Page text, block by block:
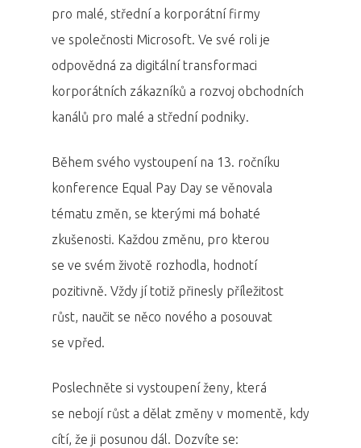
pro malé, střední a korporátní firmy
ve společnosti Microsoft. Ve své roli je
odpovědná za digitální transformaci
korporátních zákazníků a rozvoj obchodních
kanálů pro malé a střední podniky.
Během svého vystoupení na 13. ročníku
konference Equal Pay Day se věnovala
tématu změn, se kterými má bohaté
zkušenosti. Každou změnu, pro kterou
se ve svém životě rozhodla, hodnotí
pozitivně. Vždy jí totiž přinesly příležitost
růst, naučit se něco nového a posouvat
se vpřed.
Poslechněte si vystoupení ženy, která
se nebojí růst a dělat změny v momentě, kdy
cítí, že ji posunou dál. Dozvíte se: